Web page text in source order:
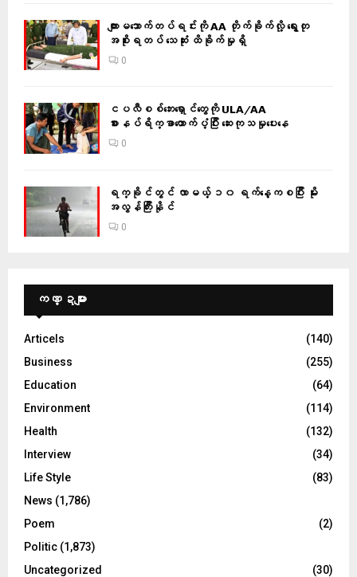
ကျားမသောက်တပ်ရင်းကို AA တိုက်ခိုက်လို့ ရွေးတု
အစိုးရတပ် သေဆုံး ထိခိုက်မှုရှိ
0
ငပလီစစ်ဘေးရှောင်တွေကို ULA/AA
စားနပ်ရိက္ခာထောက်ပံ့ပြီး ဆေးကုသမှုပေးနေ
0
ရက္ခိုင်တွင် လာမယ့် ၁၀ ရက်နေ့ကစပြီး မိုး
အလွန်ကြီးနိုင်
0
ကဏ္ဍများ
Articels
(140)
Business
(255)
Education
(64)
Environment
(114)
Health
(132)
Interview
(34)
Life Style
(83)
News (1,786)
Poem
(2)
Politic (1,873)
Uncategorized
(30)